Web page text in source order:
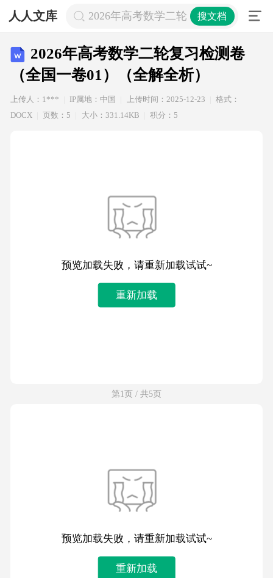
人人文库 2026年高考数学二轮复习检测卷（全
搜文档
2026年高考数学二轮复习检测卷
（全国一卷01）（全解全析）
上传人：1*** IP属地：中国 上传时间：2025-12-23
格式：
DOCX
页数：5 大小：331.14KB 积分：5
预览加载失败，请重新加载试试~
重新加载
第1页 / 共5页
预览加载失败，请重新加载试试~
重新加载